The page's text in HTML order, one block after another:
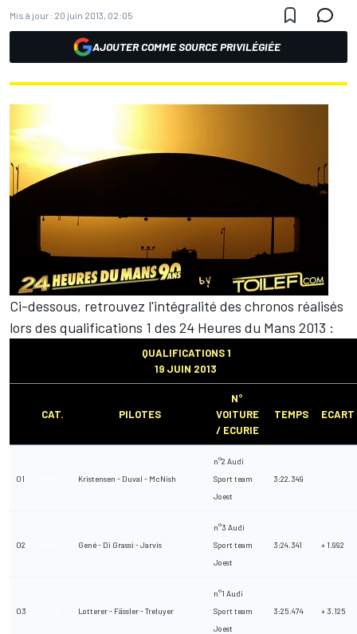
Mis à jour: 20 juin 2013, 02:05
AJOUTER COMME SOURCE PRIVILÉGIÉE
Ci-dessous, retrouvez l'intégralité des chronos réalisés
lors des qualifications 1 des 24 Heures du Mans 2013 :
QUALIFICATIONS 1
19 JUIN 2013
CAT. PILOTES
N°
VOITURE
/ ECURIE
TEMPS ECART
01 Kristensen - Duval - McNish
n°2 Audi
Sport team
Joest
3:22.349
02 Gené - Di Grassi - Jarvis
n°3 Audi
Sport team
Joest
3:24.341 + 1.992
03 Lotterer - Fässler - Treluyer
n°1 Audi
Sport team
Joest
3:25.474 + 3.125